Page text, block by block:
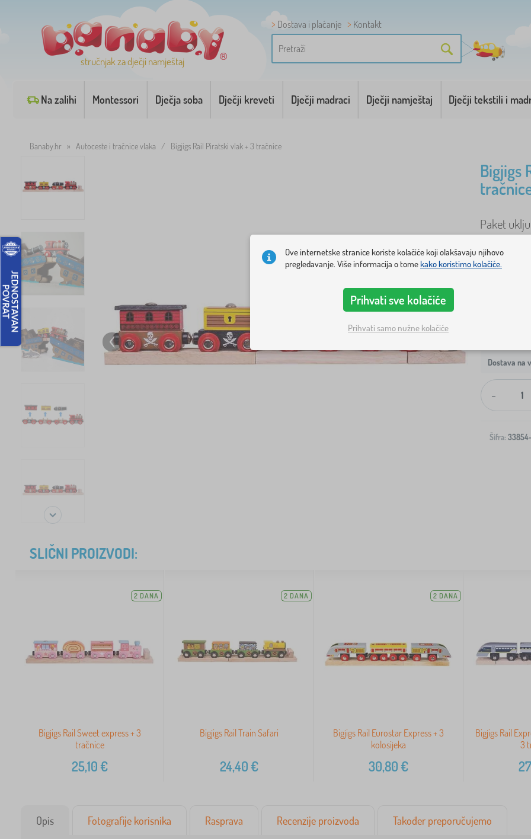
stručnjak za dječji namještaj
Dostava i plaćanje
Kontakt
Na zalihi Montessori Dječja soba Dječji kreveti Dječji madraci Dječji namještaj Dječji tekstili i
Banaby.hr » Autoceste i tračnice vlaka / Bigjigs Rail Piratski vlak + 3 tračnice
Bigjigs
Paket
BJT161
Dostava na
-
Šifra:
SLIČNI PROIZVODI:
2 DANA
Bigjigs Rail Sweet express + 3
tračnice
25,10€
2 DANA
Bigjigs Rail Train Safari
24,40€
2 DANA
Bigjigs Rail Eurostar Express + 3
kolosijeka
30,80€
Bigjigs Rail
3
Opis Fotografije korisnika Rasprava Recenzije proizvoda Također preporučujemo
Ove internetske stranice koriste kolačiće koji olakšavaju njihovo
pregledavanje. Više informacija o tomekako koristimo kolačiće.
Prihvati sve kolačiće
Prihvati samo nužne kolačiće